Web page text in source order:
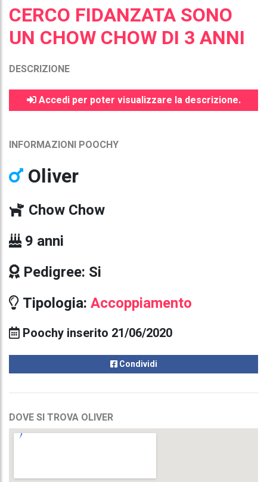
CERCO FIDANZATA SONO
UN CHOW CHOW DI 3 ANNI
DESCRIZIONE
Accedi per poter visualizzare la descrizione.
INFORMAZIONI POOCHY
Oliver
Chow Chow
9 anni
Pedigree: Si
Tipologia: Accoppiamento
Poochy inserito 21/06/2020
Condividi
DOVE SI TROVA OLIVER